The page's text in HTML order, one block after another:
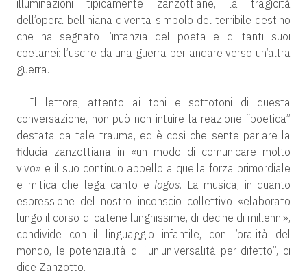
illuminazioni tipicamente zanzottiane, la tragicità
dell’opera belliniana diventa simbolo del terribile destino
che ha segnato l’infanzia del poeta e di tanti suoi
coetanei: l’uscire da una guerra per andare verso un’altra
guerra.
Il lettore, attento ai toni e sottotoni di questa
conversazione, non può non intuire la reazione “poetica”
destata da tale trauma, ed è così che sente parlare la
fiducia zanzottiana in «un modo di comunicare molto
vivo» e il suo continuo appello a quella forza primordiale
e mitica che lega canto e logos. La musica, in quanto
espressione del nostro inconscio collettivo «elaborato
lungo il corso di catene lunghissime, di decine di millenni»,
condivide con il linguaggio infantile, con l’oralità del
mondo, le potenzialità di “un’universalità per difetto”, ci
dice Zanzotto.